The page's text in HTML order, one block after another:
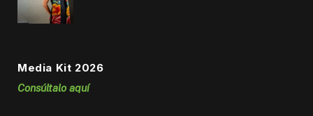
Media Kit 2026
Consúltalo aquí